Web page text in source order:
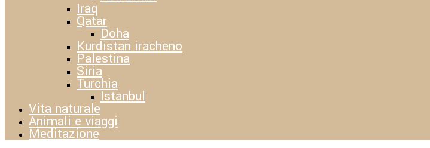
Iraq
Qatar
Doha
Kurdistan iracheno
Palestina
Siria
Turchia
Istanbul
Vita naturale
Animali e viaggi
Meditazione